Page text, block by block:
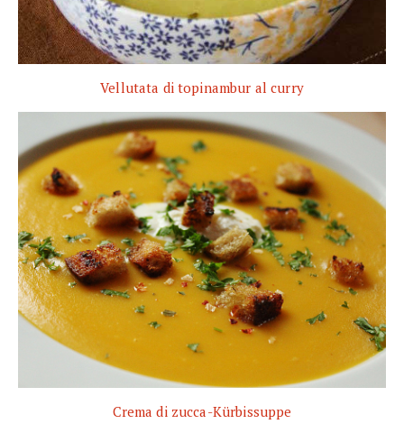
Vellutata di topinambur al curry
Crema di zucca-Kürbissuppe